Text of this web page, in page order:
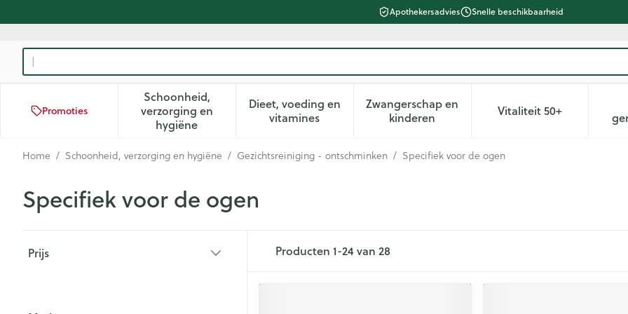
Apothekersadvies Snelle beschikbaarheid
Product, merk, categorie...
Promoties
Schoonheid,
verzorging en
hygiëneToon submenu voor Schoonheid, verzorging en hygiëne categorie
Dieet, voeding en
vitaminesToon submenu voor Dieet, voeding en vitamines categorie
Zwangerschap en
kinderenToon submenu voor Zwangerschap en
Vitaliteit 50+Toon submenu
Home / Schoonheid, verzorging en hygiëne / Gezichtsreiniging - ontschminken / Specifiek voor de ogen
Specifiek voor de ogen
Prijs
Producten 1-24van 28